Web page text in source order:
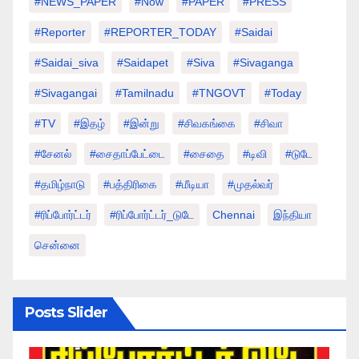
#Reporter #REPORTER_TODAY #saidai
#saidai_siva #saidapet #Siva #Sivaganga
#sivagangai #tamilnadu #TNGOVT #today
#TV #இதழ் #இன்று #சிவகங்கை #சிவா
#சேனல் #சைதாப்பேட்டை #சைதை #டிவி #டுடே
#தமிழ்நாடு #பத்திரிகை #மீடியா #முதல்வர்
#ரிப்போர்ட்டர் #ரிப்போர்ட்டர்_டுடே Chennai இந்தியா
சென்னை
Posts Slider